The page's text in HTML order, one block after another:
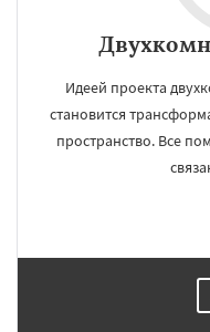
Идеей проекта
становится
пространство. Все